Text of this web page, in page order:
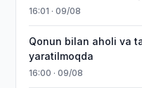
16:01 · 09/08
Qonun bilan aholi va
yaratilmoqda
16:00 · 09/08